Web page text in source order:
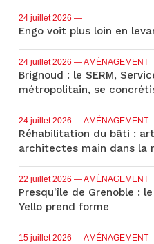
24 juillet 2026 —
Engo voit plus loin en
24 juillet 2026 — AMÉNAGEMENT
Brignoud : le SERM,
métropolitain, se
24 juillet 2026 — AMÉNAGEMENT
Réhabilitation du bâti :
architectes main dans la
22 juillet 2026 — AMÉNAGEMENT
Presqu'île de Grenoble :
Yello prend forme
15 juillet 2026 — AMÉNAGEMENT